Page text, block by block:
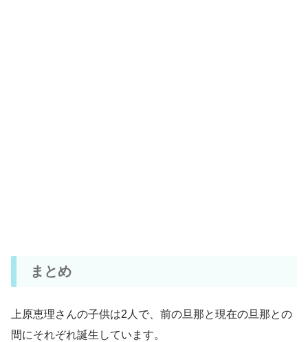
まとめ
上原恵理さんの子供は2人で、前の旦那と現在の旦那との
間にそれぞれ誕生しています。